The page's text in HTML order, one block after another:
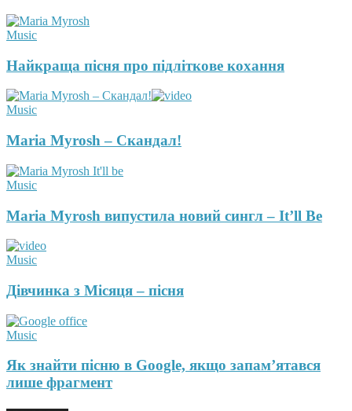
Music
Найкраща пісня про підліткове кохання
Music
Maria Myrosh – Скандал!
Music
Maria Myrosh випустила новий сингл – It’ll Be
Music
Дівчинка з Місяця – пісня
Music
Як знайти пісню в Google, якщо запам’ятався
лише фрагмент